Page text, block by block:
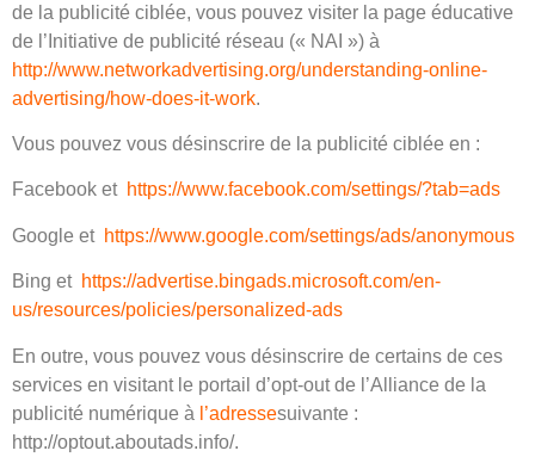
de la publicité ciblée, vous pouvez visiter la page éducative
de l’Initiative de publicité réseau (« NAI ») à
http://www.networkadvertising.org/understanding-online-
advertising/how-does-it-work.
Vous pouvez vous désinscrire de la publicité ciblée en :
Facebook et https://www.facebook.com/settings/?tab=ads
Google et https://www.google.com/settings/ads/anonymous
Bing et https://advertise.bingads.microsoft.com/en-
us/resources/policies/personalized-ads
En outre, vous pouvez vous désinscrire de certains de ces
services en visitant le portail d’opt-out de l’Alliance de la
publicité numérique à l’adressesuivante :
http://optout.aboutads.info/.